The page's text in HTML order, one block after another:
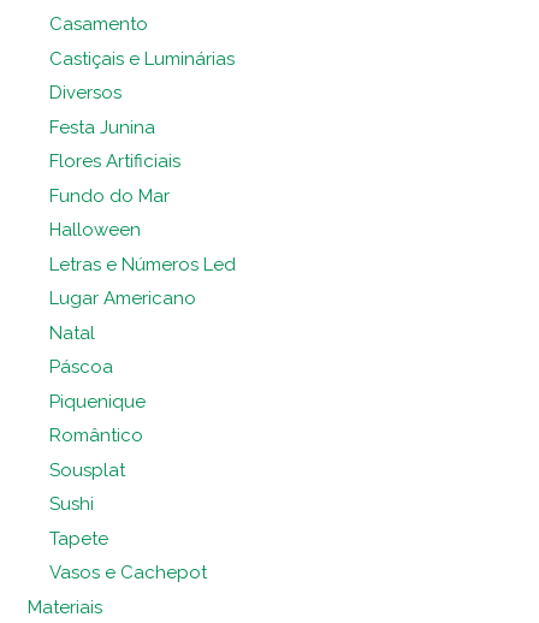
Casamento
Castiçais e Luminárias
Diversos
Festa Junina
Flores Artificiais
Fundo do Mar
Halloween
Letras e Números Led
Lugar Americano
Natal
Páscoa
Piquenique
Romântico
Sousplat
Sushi
Tapete
Vasos e Cachepot
Materiais